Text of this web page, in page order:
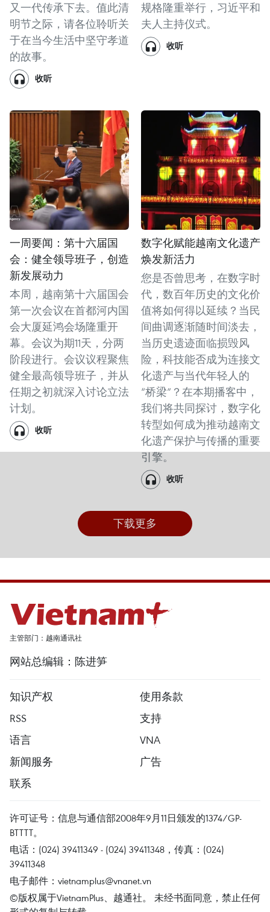
又一代传承下去。值此清
明节之际，请各位聆听关
于在当今生活中坚守孝道
的故事。
收听
规格隆重举行，习近平和
夫人主持仪式。
收听
一周要闻：第十六届国
会：健全领导班子，创造
新发展动力
本周，越南第十六届国会
第一次会议在首都河内国
会大厦延鸿会场隆重开
幕。会议为期11天，分两
阶段进行。会议议程聚焦
健全最高领导班子，并从
任期之初就深入讨论立法
计划。
收听
数字化赋能越南文化遗产
焕发新活力
您是否曾思考，在数字时
代，数百年历史的文化价
值将如何得以延续？当民
间曲调逐渐随时间淡去，
当历史遗迹面临损毁风
险，科技能否成为连接文
化遗产与当代年轻人的
“桥梁”？在本期播客中，
我们将共同探讨，数字化
转型如何成为推动越南文
化遗产保护与传播的重要
引擎。
收听
下载更多
主管部门：越南通讯社
网站总编辑：陈进笋
知识产权
使用条款
RSS
支持
语言
VNA
新闻服务
广告
联系
许可证号：信息与通信部2008年9月11日颁发的1374/GP-
BTTTT。
电话：(024) 39411349 - (024) 39411348，传真：(024)
39411348
电子邮件： vietnamplus@vnanet.vn
©版权属于VietnamPlus、越通社。 未经书面同意，禁止任何